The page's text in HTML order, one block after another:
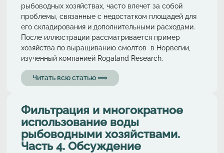
рыбоводных хозяйствах, часто влечет за собой
проблемы, связанные с недостатком площадей для
его складирования и дополнительными расходами.
После иллюстрации рассматривается пример
хозяйства по выращиванию смолтов в Норвегии,
изученный компанией Rogaland Research.
Читать всю статью ⟹
Фильтрация и многократное
использование воды
рыбоводными хозяйствами.
Часть 4. Обсуждение